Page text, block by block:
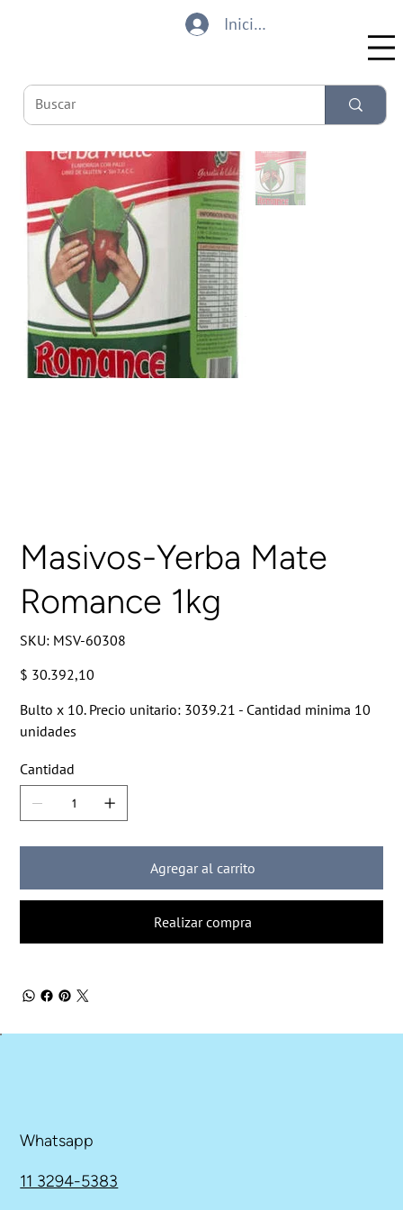
Iniciar sesión
Masivos-Yerba Mate
Romance 1kg
SKU: SKU
MSV-
MSV-60308
Precio
$ 30.392,10
Bulto x 10. Precio unitario: 3039.21 - Cantidad minima 10
unidades
Cantidad
Agregar al carrito
Realizar compra
Whatsapp
11 3294-5383